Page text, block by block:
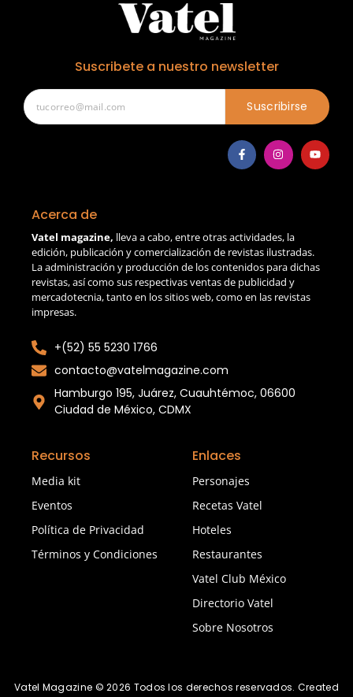
Suscribete a nuestro newsletter
Suscribirse
Acerca de
Vatel magazine, lleva a cabo, entre otras actividades, la
edición, publicación y comercialización de revistas ilustradas.
La administración y producción de los contenidos para dichas
revistas, así como sus respectivas ventas de publicidad y
mercadotecnia, tanto en los sitios web, como en las revistas
impresas.
+(52) 55 5230 1766
contacto@vatelmagazine.com
Hamburgo 195, Juárez, Cuauhtémoc, 06600
Ciudad de México, CDMX
Recursos
Media kit
Eventos
Política de Privacidad
Términos y Condiciones
Enlaces
Personajes
Recetas Vatel
Hoteles
Restaurantes
Vatel Club México
Directorio Vatel
Sobre Nosotros
Vatel Magazine © 2026 Todos los derechos reservados. Created